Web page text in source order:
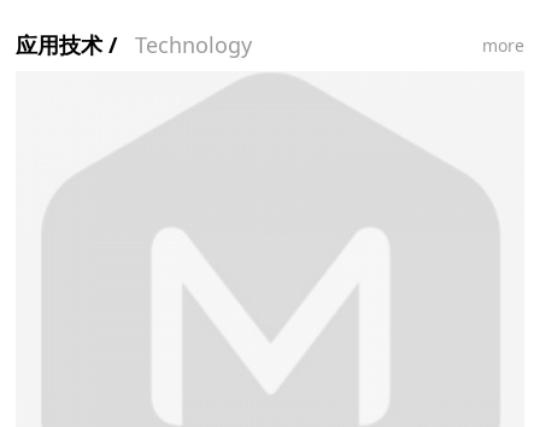
应用技术 / Technology more